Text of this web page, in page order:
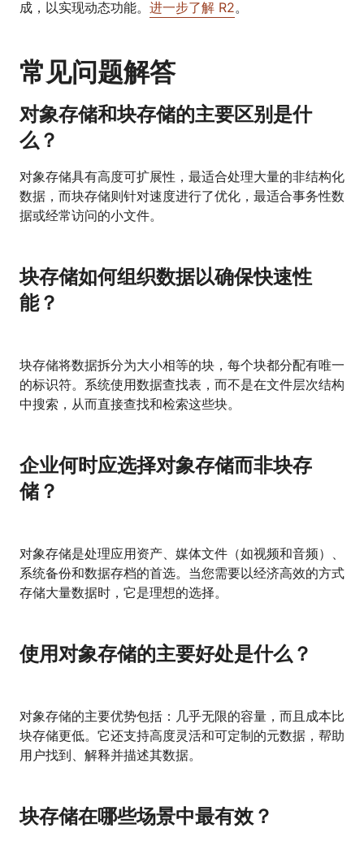
成，以实现动态功能。 进一步了解 R2。
常见问题解答
对象存储和块存储的主要区别是什
么？
对象存储具有高度可扩展性，最适合处理大量的非结构化
数据，而块存储则针对速度进行了优化，最适合事务性数
据或经常访问的小文件。
块存储如何组织数据以确保快速性
能？
块存储将数据拆分为大小相等的块，每个块都分配有唯一
的标识符。系统使用数据查找表，而不是在文件层次结构
中搜索，从而直接查找和检索这些块。
企业何时应选择对象存储而非块存
储？
对象存储是处理应用资产、媒体文件（如视频和音频）、
系统备份和数据存档的首选。当您需要以经济高效的方式
存储大量数据时，它是理想的选择。
使用对象存储的主要好处是什么？
对象存储的主要优势包括：几乎无限的容量，而且成本比
块存储更低。它还支持高度灵活和可定制的元数据，帮助
用户找到、解释并描述其数据。
块存储在哪些场景中最有效？